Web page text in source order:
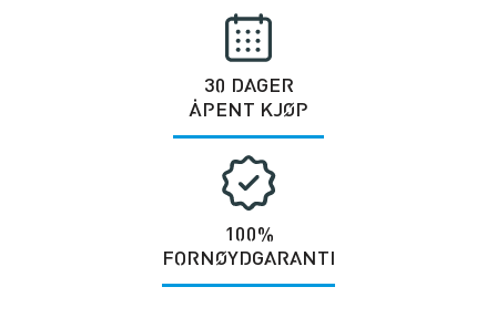
30 DAGER
ÅPENT KJØP
100%
FORNØYDGARANTI